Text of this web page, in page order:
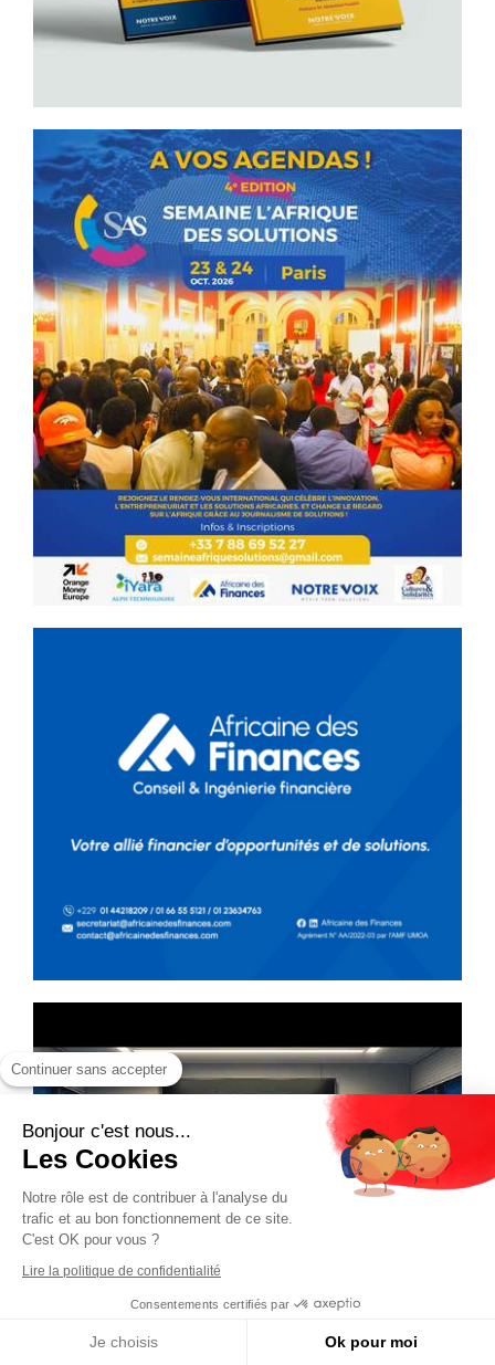
Continuer sans accepter
Bonjour c'est nous...
Les Cookies
Notre rôle est de contribuer à l'analyse du
trafic et au bon fonctionnement de ce site.
C'est OK pour vous ?
Lire la politique de confidentialité
Consentements certifiés par
Je choisis Ok pour moi